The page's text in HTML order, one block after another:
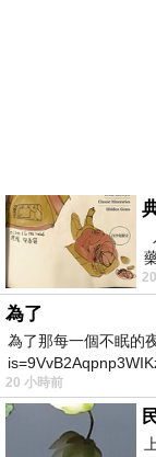
為了
為了那每一個不眠的
20 小時前